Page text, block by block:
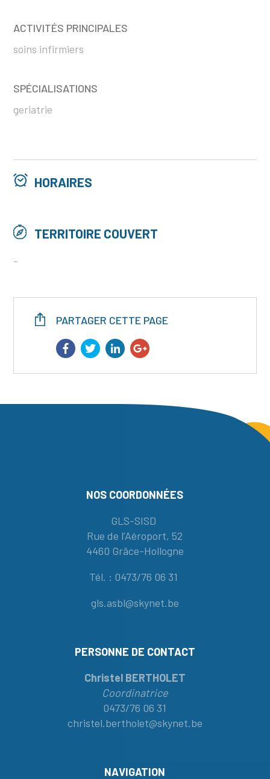
ACTIVITÉS PRINCIPALES
soins infirmiers
SPÉCIALISATIONS
geriatrie
HORAIRES
TERRITOIRE COUVERT
-
PARTAGER CETTE PAGE
NOS COORDONNÉES
GLS-SISD
Rue de l’Aéroport, 52
4460 Grâce-Hollogne
Tél. : 0473/76 06 31
gls.asbl@skynet.be
PERSONNE DE CONTACT
Christel BERTHOLET
Coordinatrice
0473/76 06 31
christel.bertholet@skynet.be
NAVIGATION